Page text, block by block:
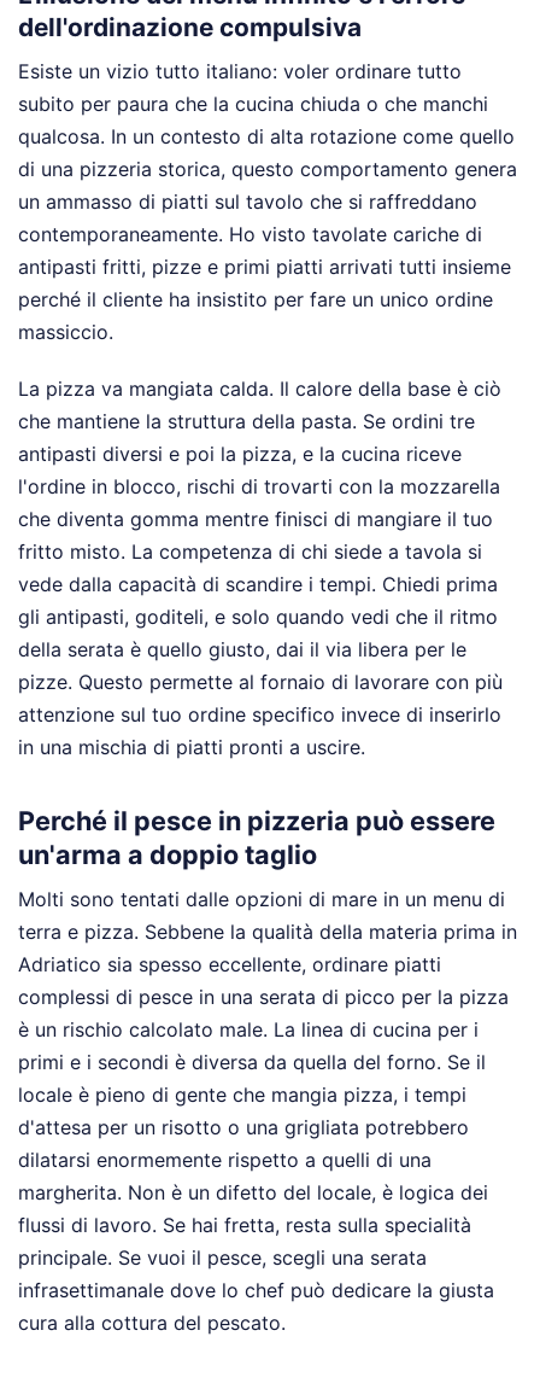
dell'ordinazione compulsiva
Esiste un vizio tutto italiano: voler ordinare tutto
subito per paura che la cucina chiuda o che manchi
qualcosa. In un contesto di alta rotazione come quello
di una pizzeria storica, questo comportamento genera
un ammasso di piatti sul tavolo che si raffreddano
contemporaneamente. Ho visto tavolate cariche di
antipasti fritti, pizze e primi piatti arrivati tutti insieme
perché il cliente ha insistito per fare un unico ordine
massiccio.
La pizza va mangiata calda. Il calore della base è ciò
che mantiene la struttura della pasta. Se ordini tre
antipasti diversi e poi la pizza, e la cucina riceve
l'ordine in blocco, rischi di trovarti con la mozzarella
che diventa gomma mentre finisci di mangiare il tuo
fritto misto. La competenza di chi siede a tavola si
vede dalla capacità di scandire i tempi. Chiedi prima
gli antipasti, goditeli, e solo quando vedi che il ritmo
della serata è quello giusto, dai il via libera per le
pizze. Questo permette al fornaio di lavorare con più
attenzione sul tuo ordine specifico invece di inserirlo
in una mischia di piatti pronti a uscire.
Perché il pesce in pizzeria può essere
un'arma a doppio taglio
Molti sono tentati dalle opzioni di mare in un menu di
terra e pizza. Sebbene la qualità della materia prima in
Adriatico sia spesso eccellente, ordinare piatti
complessi di pesce in una serata di picco per la pizza
è un rischio calcolato male. La linea di cucina per i
primi e i secondi è diversa da quella del forno. Se il
locale è pieno di gente che mangia pizza, i tempi
d'attesa per un risotto o una grigliata potrebbero
dilatarsi enormemente rispetto a quelli di una
margherita. Non è un difetto del locale, è logica dei
flussi di lavoro. Se hai fretta, resta sulla specialità
principale. Se vuoi il pesce, scegli una serata
infrasettimanale dove lo chef può dedicare la giusta
cura alla cottura del pescato.